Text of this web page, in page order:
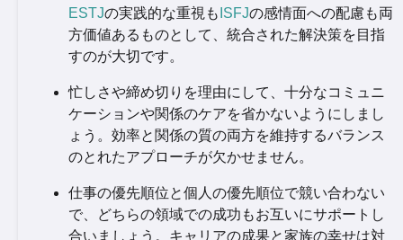
ESTJの実践的な重視も ISFJの感情面への配慮も両
方価値あるものとして、統合された解決策を目指
すのが大切です。
忙しさや締め切りを理由にして、十分なコミュニ
ケーションや関係のケアを省かないようにしまし
ょう。効率と関係の質の両方を維持するバランス
のとれたアプローチが欠かせません。
仕事の優先順位と個人の優先順位で競い合わない
で、どちらの領域での成功もお互いにサポートし
合いましょう。キャリアの成果と家族の幸せは対